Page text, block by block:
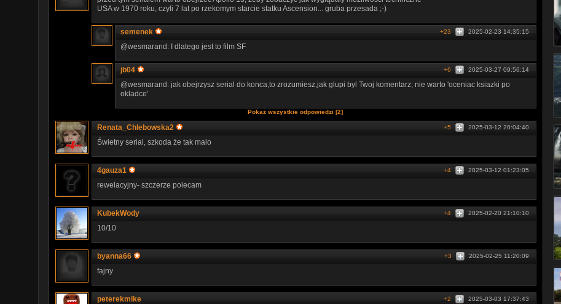
USA w 1970 roku, czyli 7 lat po rzekomym starcie statku Ascension... gruba przesada ;-)
semenek 2025-02-23 14:35:15
+23
@wesmarand: I dlatego jest to film SF
jb04 2025-03-27 09:56:14
+6
@wesmarand: jak obejrzysz serial do konca,to zrozumiesz,jak glupi byl Twoj komentarz; nie warto 'oceniac ksiazki po
okladce'
Pokaż wszystkie odpowiedzi [2]
Renata_Chlebowska2 2025-03-12 20:04:40
+5
Świetny serial, szkoda że tak malo
4gauza1 2025-03-12 01:23:05
+4
rewelacyjny- szczerze polecam
KubekWody 2025-02-20 21:10:10
+4
10/10
byanna66 2025-02-25 11:20:09
+3
fajny
peterekmike 2025-03-03 17:37:43
+2